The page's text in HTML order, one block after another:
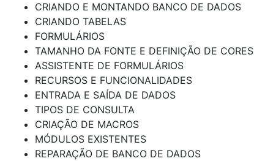
CRIANDO E MONTANDO BANCO DE DADOS
CRIANDO TABELAS
FORMULÁRIOS
TAMANHO DA FONTE E DEFINIÇÃO DE CORES
ASSISTENTE DE FORMULÁRIOS
RECURSOS E FUNCIONALIDADES
ENTRADA E SAÍDA DE DADOS
TIPOS DE CONSULTA
CRIAÇÃO DE MACROS
MÓDULOS EXISTENTES
REPARAÇÃO DE BANCO DE DADOS